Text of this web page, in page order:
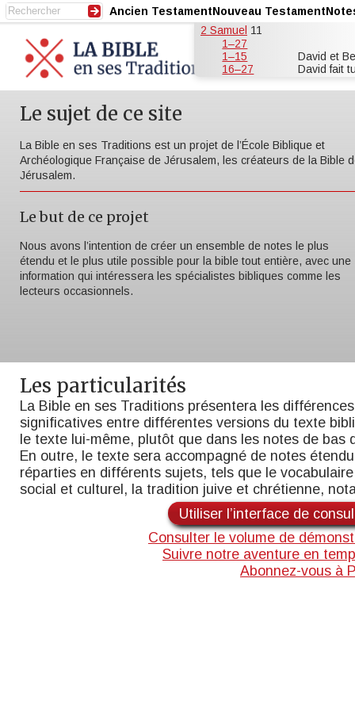
Ancien TestamentNouveau Testament
2 Samuel 11
1–27
1–15
David et
16–27
David fait
Le sujet de ce site
La Bible en ses Traditions est un projet de l’École Biblique et
Archéologique Française de Jérusalem, les créateurs de la Bible
Jérusalem.
Le but de ce projet
Nous avons l’intention de créer un ensemble de notes le plus
étendu et le plus utile possible pour la bible tout entière, avec une
information qui intéressera les spécialistes bibliques comme les
lecteurs occasionnels.
Les particularités
La Bible en ses Traditions présentera les différences
significatives entre différentes versions du texte
le texte lui-même, plutôt que dans les notes de bas
En outre, le texte sera accompagné de notes
réparties en différents sujets, tels que le
social et culturel, la tradition juive et chrétienne,
Utiliser l’interface de
Consulter le volume de
Suivre notre aventure en
Abonnez-vous à